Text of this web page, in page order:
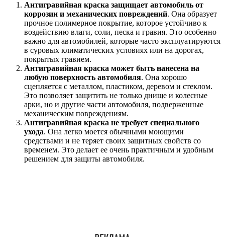
Антигравийная краска защищает автомобиль от
коррозии и механических повреждений. Она образует
прочное полимерное покрытие, которое устойчиво к
воздействию влаги, соли, песка и гравия. Это особенно
важно для автомобилей, которые часто эксплуатируются
в суровых климатических условиях или на дорогах,
покрытых гравием.
Антигравийная краска может быть нанесена на
любую поверхность автомобиля. Она хорошо
сцепляется с металлом, пластиком, деревом и стеклом.
Это позволяет защитить не только днище и колесные
арки, но и другие части автомобиля, подверженные
механическим повреждениям.
Антигравийная краска не требует специального
ухода. Она легко моется обычными моющими
средствами и не теряет своих защитных свойств со
временем. Это делает ее очень практичным и удобным
решением для защиты автомобиля.